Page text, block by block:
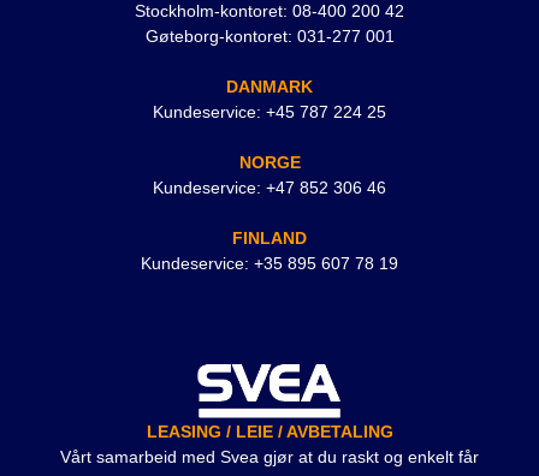
Stockholm-kontoret: 08-400 200 42
Gøteborg-kontoret: 031-277 001
DANMARK
Kundeservice: +45 787 224 25
NORGE
Kundeservice: +47 852 306 46
FINLAND
Kundeservice: +35 895 607 78 19
LEASING / LEIE / AVBETALING
Vårt samarbeid med Svea gjør at du raskt og enkelt får